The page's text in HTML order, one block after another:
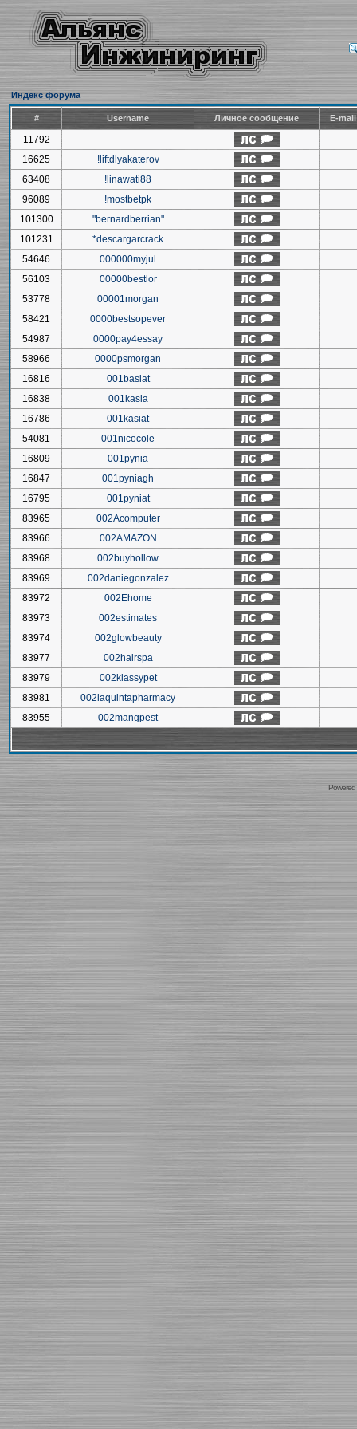
Индекс форума
# Username Личное сообщение E-
11792
16625
!liftdlyakaterov
63408
!linawati88
96089
!mostbetpk
101300
"bernardberrian"
101231
*descargarcrack
54646
000000myjul
56103
00000bestlor
53778
00001morgan
58421
0000bestsopever
54987
0000pay4essay
58966
0000psmorgan
16816
001basiat
16838
001kasia
16786
001kasiat
54081
001nicocole
16809
001pynia
16847
001pyniagh
16795
001pyniat
83965
002Acomputer
83966
002AMAZON
83968
002buyhollow
83969
002daniegonzalez
83972
002Ehome
83973
002estimates
83974
002glowbeauty
83977
002hairspa
83979
002klassypet
83981
002laquintapharmacy
83955
002mangpest